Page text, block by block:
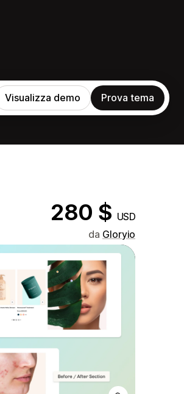
Visualizza demo Prova tema
280 $ USD
da Gloryio